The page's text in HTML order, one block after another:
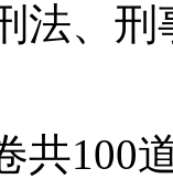
、刑
100道